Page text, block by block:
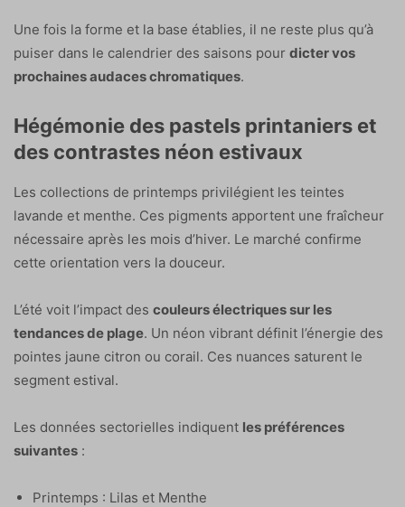
Une fois la forme et la base établies, il ne reste plus qu’à
puiser dans le calendrier des saisons pour dicter vos
prochaines audaces chromatiques.
Hégémonie des pastels printaniers et
des contrastes néon estivaux
Les collections de printemps privilégient les teintes
lavande et menthe. Ces pigments apportent une fraîcheur
nécessaire après les mois d’hiver. Le marché confirme
cette orientation vers la douceur.
L’été voit l’impact des couleurs électriques sur les
tendances de plage. Un néon vibrant définit l’énergie des
pointes jaune citron ou corail. Ces nuances saturent le
segment estival.
Les données sectorielles indiquent les préférences
suivantes :
Printemps : Lilas et Menthe